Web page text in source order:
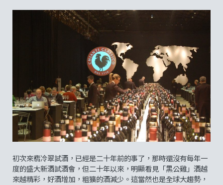
初次來翡冷翠試酒，已經是二十年前的事了，那時還沒有每年一
度的盛大新酒試酒會，但二十年以來，明顯看見「黑公雞」酒越
來越精彩，好酒增加，粗獷的酒減少。這當然也是全球大趨勢，